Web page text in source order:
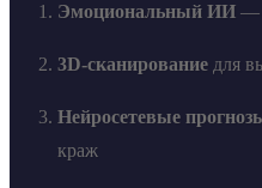
Эмоциональный ИИ —
3D-сканирование для
Нейросетевые
краж